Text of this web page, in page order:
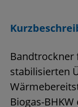
Bandtrockner
stabilisierten
Biogas-